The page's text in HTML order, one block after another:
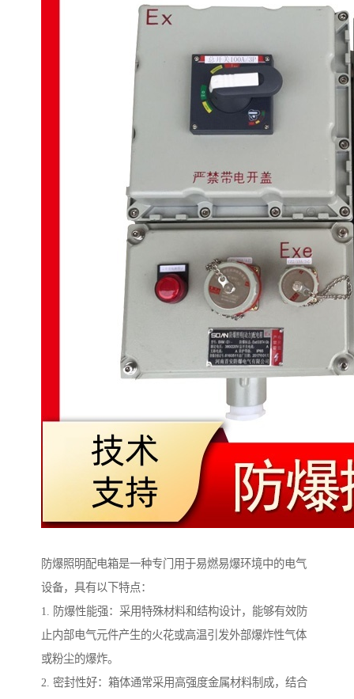
防爆照明配电箱是一种专门用于易燃易爆环境中的电气
设备，具有以下特点：
1. 防爆性能强：采用特殊材料和结构设计，能够有效防
止内部电气元件产生的火花或高温引发外部爆炸性气体
或粉尘的爆炸。
2. 密封性好：箱体通常采用高强度金属材料制成，结合